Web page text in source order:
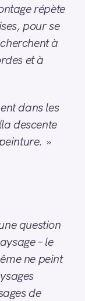
répète
pour se
à
et à
dans les
descente
»
question
– le
ne peint
de